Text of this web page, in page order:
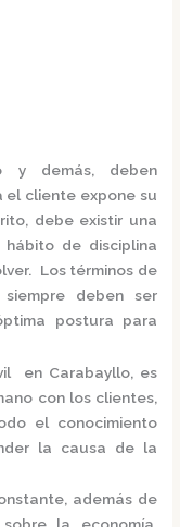
y demás, deben
el cliente expone su
debe existir una
de disciplina
Los términos de
deben ser
postura para
en Carabayllo, es
con los clientes,
el conocimiento
la causa de la
además de